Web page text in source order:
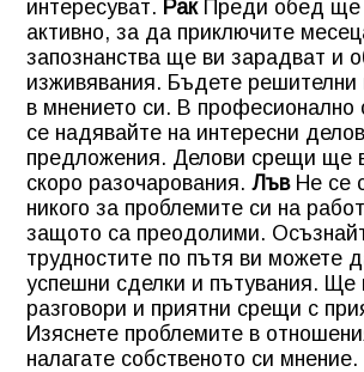
интересуват. РакПреди обед ще
активно, за да приключите
запознанства ще ви зарадват и
изживявания. Бъдете решителни
в мнението си. В професионално
се надявайте на интересни
предложения. Делови срещи ще
скоро разочарования. ЛъвНе се
никого за проблемите си на
защото са преодолими.
трудностите по пътя ви можете
успешни сделки и пътувания. Ще
разговори и приятни срещи с
Изяснете проблемите в
налагате собственото си мнение.